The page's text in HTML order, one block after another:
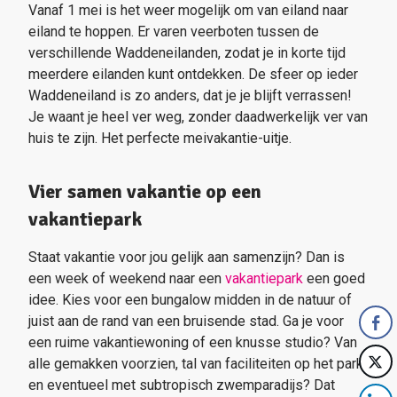
Vanaf 1 mei is het weer mogelijk om van eiland naar
eiland te hoppen. Er varen veerboten tussen de
verschillende Waddeneilanden, zodat je in korte tijd
meerdere eilanden kunt ontdekken. De sfeer op ieder
Waddeneiland is zo anders, dat je je blijft verrassen!
Je waant je heel ver weg, zonder daadwerkelijk ver van
huis te zijn. Het perfecte meivakantie-uitje.
Vier samen vakantie op een
vakantiepark
Staat vakantie voor jou gelijk aan samenzijn? Dan is
een week of weekend naar een vakantiepark een goed
idee. Kies voor een bungalow midden in de natuur of
juist aan de rand van een bruisende stad. Ga je voor
een ruime vakantiewoning of een knusse studio? Van
alle gemakken voorzien, tal van faciliteiten op het park
en eventueel met subtropisch zwemparadijs? Dat